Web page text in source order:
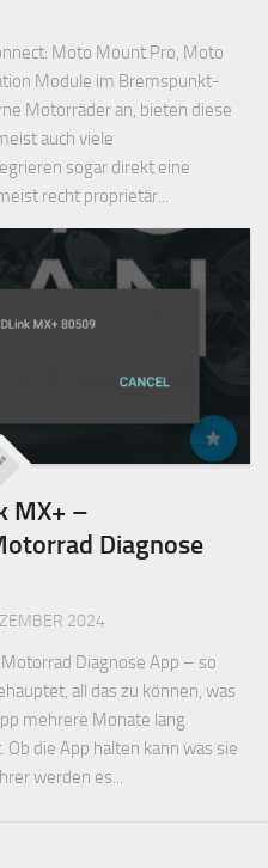
Moto Mount Pro, Moto
Module im Bremspunkt-
Motorräder an, bieten diese
auch viele
sogar direkt eine
recht proprietär...
MX+ –
Diagnose
2024
Diagnose App – so
all das zu können, was
mehrere Monate lang
die App halten kann was sie
werden es...